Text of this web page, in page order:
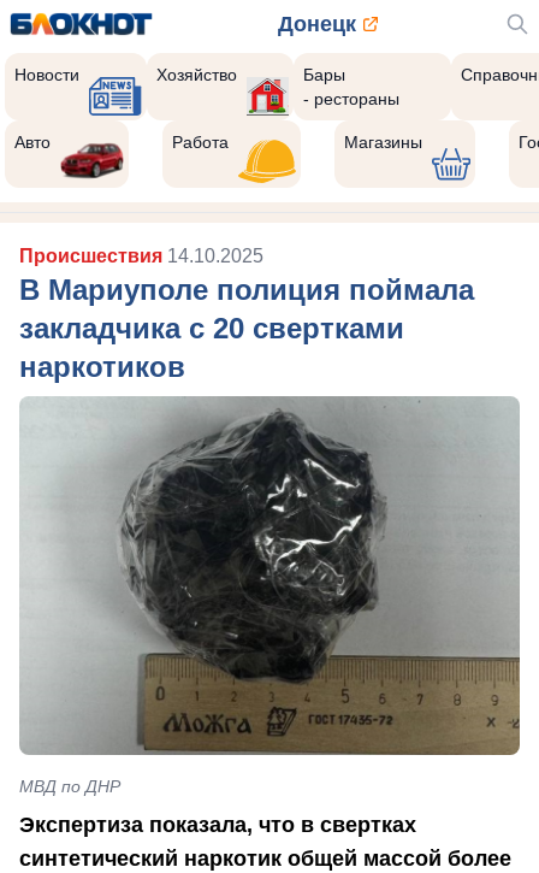
Донецк
Новости Хозяйство
Бары
- рестораны
Авто Работа Магазины
Происшествия 14.10.2025
В Мариуполе полиция поймала
закладчика с 20 свертками
наркотиков
МВД по ДНР
Экспертиза показала, что в свертках
синтетический наркотик общей массой более